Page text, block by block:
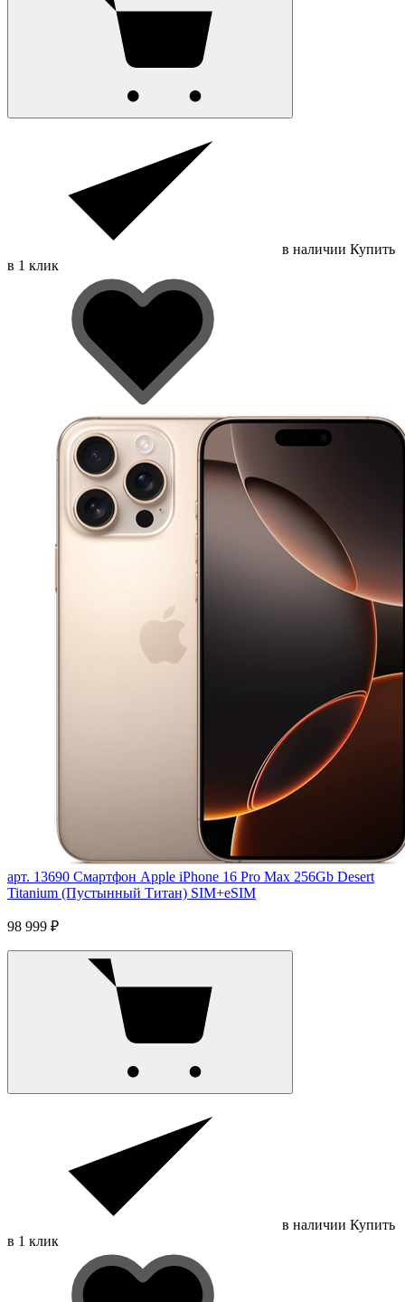
в наличии Купить
в 1 клик
арт. 13690 Смартфон Apple iPhone 16 Pro Max 256Gb Desert
Titanium (Пустынный Титан) SIM+eSIM
98 999 ₽
в наличии Купить
в 1 клик